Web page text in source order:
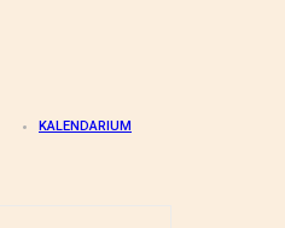
KALENDARIUM